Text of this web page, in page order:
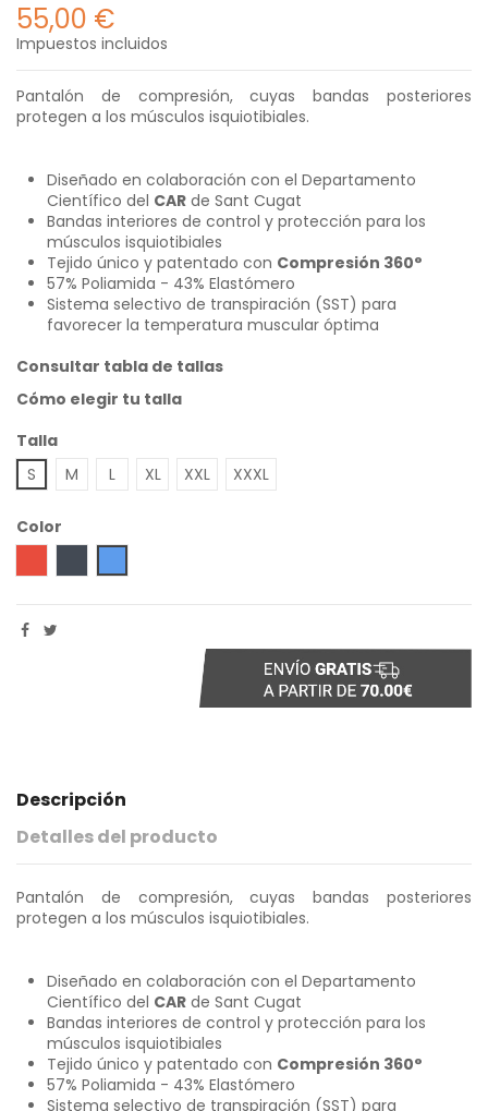
55,00 €
Impuestos incluidos
Pantalón de compresión, cuyas bandas posteriores
protegen a los músculos isquiotibiales.
Diseñado en colaboración con el Departamento
Científico del CAR de Sant Cugat
Bandas interiores de control y protección para los
músculos isquiotibiales
Tejido único y patentado con Compresión 360°
57% Poliamida - 43% Elastómero
Sistema selectivo de transpiración (SST) para
favorecer la temperatura muscular óptima
Consultar tabla de tallas
Cómo elegir tu talla
Talla
S
M L XL XXL XXXL
Color
Descripción
Detalles del producto
Pantalón de compresión, cuyas bandas posteriores
protegen a los músculos isquiotibiales.
Diseñado en colaboración con el Departamento
Científico del CAR de Sant Cugat
Bandas interiores de control y protección para los
músculos isquiotibiales
Tejido único y patentado con Compresión 360°
57% Poliamida - 43% Elastómero
Sistema selectivo de transpiración (SST) para